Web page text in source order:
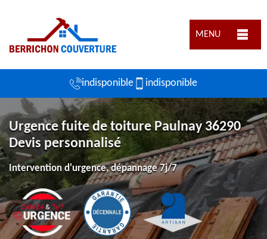
MENU
indisponible indisponible
Urgence fuite de toiture Paulnay 36290
Devis personnalisé
Intervention d'urgence, dépannage 7j/7